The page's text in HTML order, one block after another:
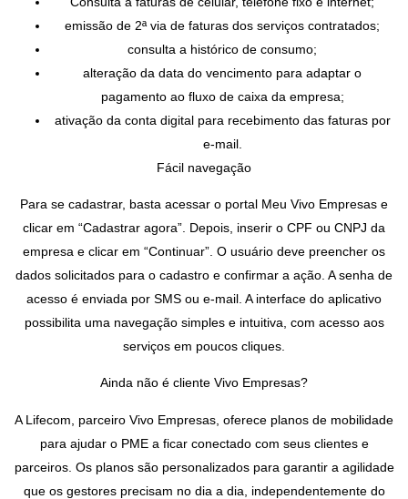
emissão de 2ª via de faturas dos serviços contratados;
consulta a histórico de consumo;
alteração da data do vencimento para adaptar o
pagamento ao fluxo de caixa da empresa;
ativação da conta digital para recebimento das faturas por
e-mail.
Fácil navegação
Para se cadastrar, basta acessar o portal Meu Vivo Empresas e
clicar em “Cadastrar agora”. Depois, inserir o CPF ou CNPJ da
empresa e clicar em “Continuar”. O usuário deve preencher os
dados solicitados para o cadastro e confirmar a ação. A senha de
acesso é enviada por SMS ou e-mail. A interface do aplicativo
possibilita uma navegação simples e intuitiva, com acesso aos
serviços em poucos cliques.
Ainda não é cliente Vivo Empresas?
A Lifecom, parceiro Vivo Empresas, oferece planos de mobilidade
para ajudar o PME a ficar conectado com seus clientes e
parceiros. Os planos são personalizados para garantir a agilidade
que os gestores precisam no dia a dia, independentemente do